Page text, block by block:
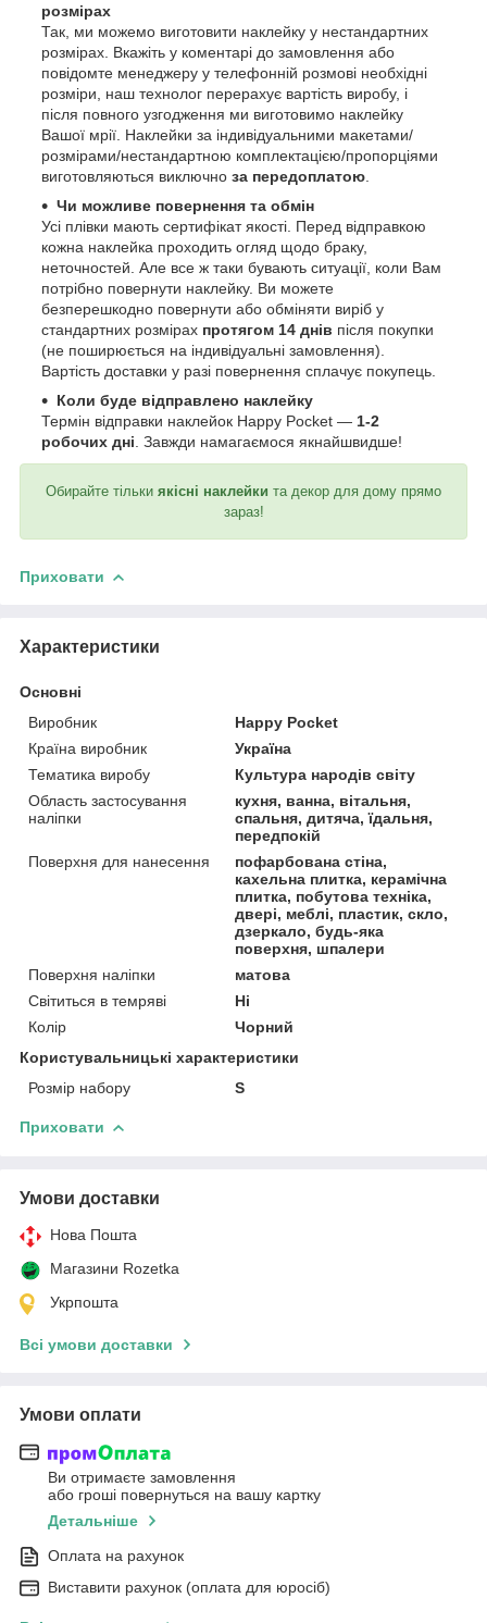
розмірах
Так, ми можемо виготовити наклейку у нестандартних
розмірах. Вкажіть у коментарі до замовлення або
повідомте менеджеру у телефонній розмові необхідні
розміри, наш технолог перерахує вартість виробу, і
після повного узгодження ми виготовимо наклейку
Вашої мрії. Наклейки за індивідуальними макетами/
розмірами/нестандартною комплектацією/пропорціями
виготовляються виключно за передоплатою
Чи можливе повернення та обмін
Усі плівки мають сертифікат якості. Перед відправкою
кожна наклейка проходить огляд щодо браку,
неточностей. Але все ж таки бувають ситуації, коли Вам
потрібно повернути наклейку. Ви можете
безперешкодно повернути або обміняти виріб у
стандартних розмірах протягом 14 днів після покупки
(не поширюється на індивідуальні замовлення).
Вартість доставки у разі повернення сплачує покупець.
Коли буде відправлено наклейку
Термін відправки наклейок Happy Pocket — 1-2
робочих дні . Завжди намагаємося якнайшвидше!
Обирайте тільки якісні наклейки та декор для дому прямо
зараз!
Приховати
Характеристики
Основні
Виробник
Happy Pocket
Країна виробник
Україна
Тематика виробу
Культура народів світу
Область застосування
наліпки
кухня, ванна, вітальня,
спальня, дитяча, їдальня,
передпокій
Поверхня для нанесення
пофарбована стіна,
кахельна плитка, керамічна
плитка, побутова техніка,
двері, меблі, пластик, скло,
дзеркало, будь-яка
поверхня, шпалери
Поверхня наліпки
матова
Світиться в темряві
Ні
Колір
Чорний
Користувальницькі характеристики
Розмір набору
S
Приховати
Умови доставки
Нова Пошта
Магазини Rozetka
Укрпошта
Всі умови доставки
Умови оплати
Ви отримаєте замовлення
або гроші повернуться на вашу картку
Детальніше
Оплата на рахунок
Виставити рахунок (оплата для юросіб)